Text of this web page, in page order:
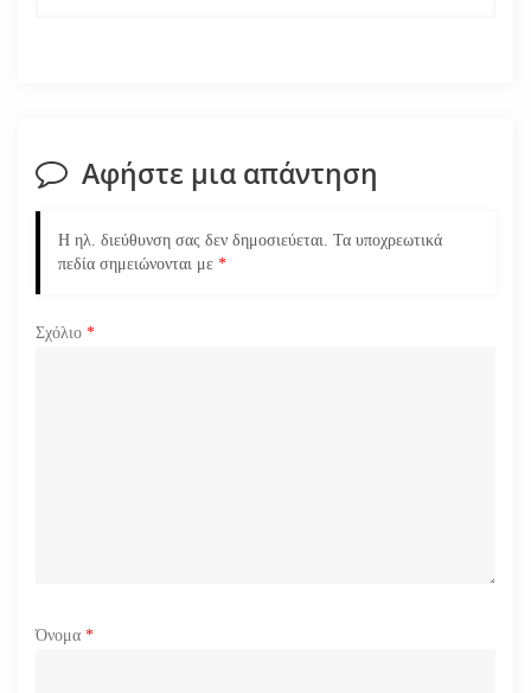
η
ά
θ
Αφήστε μια απάντηση
Η ηλ. διεύθυνση σας δεν δημοσιεύεται. Τα υποχρεωτικά
πεδία σημειώνονται με *
Σχόλιο *
Όνομα *